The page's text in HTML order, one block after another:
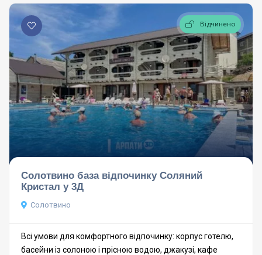
Відчинено
Солотвино база відпочинку Соляний
Кристал у 3Д
Солотвино
Всі умови для комфортного відпочинку: корпус готелю,
басейни із солоною і прісною водою, джакузі, кафе